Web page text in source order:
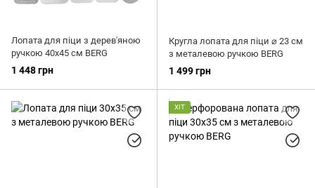
Лопата для піци з дерев'яною
ручкою 40х45 см BERG
1 448 грн
Кругла лопата для піци ⌀ 23 см
з металевою ручкою BERG
1 499 грн
ХІТ